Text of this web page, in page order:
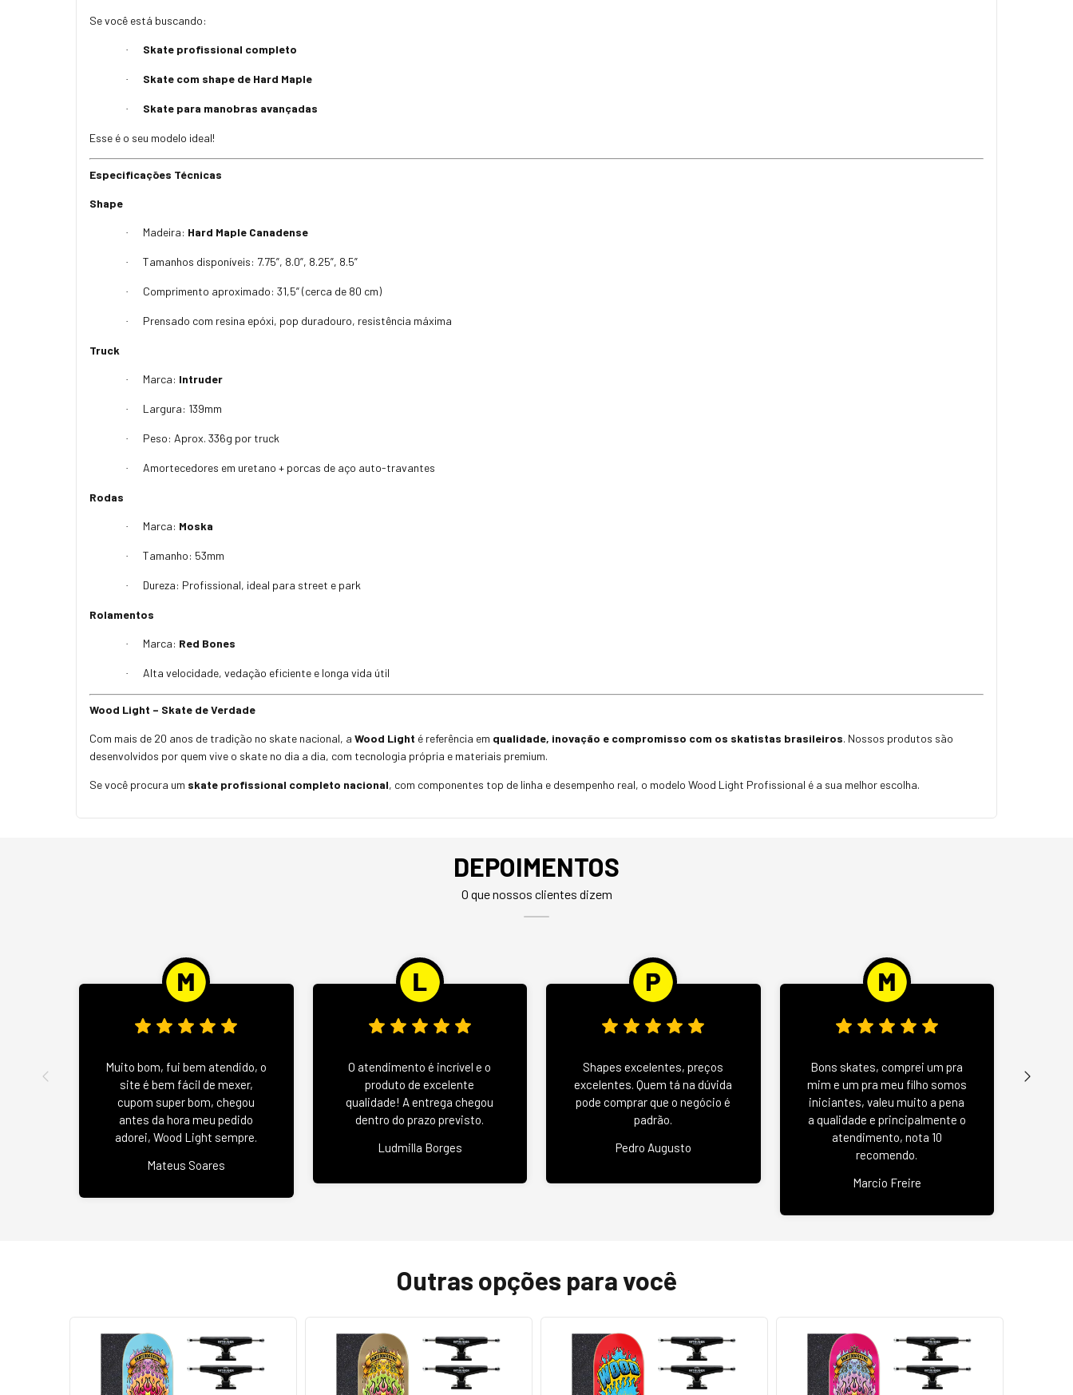
Se você está buscando:
· Skate profissional completo
· Skate com shape de Hard Maple
· Skate para manobras avançadas
Esse é o seu modelo ideal!
Especificações Técnicas
Shape
· Madeira: Hard Maple Canadense
· Tamanhos disponíveis: 7.75”, 8.0”, 8.25”, 8.5”
· Comprimento aproximado: 31,5” (cerca de 80 cm)
· Prensado com resina epóxi, pop duradouro, resistência máxima
Truck
· Marca: Intruder
· Largura: 139mm
· Peso: Aprox. 336g por truck
· Amortecedores em uretano + porcas de aço auto-travantes
Rodas
· Marca: Moska
· Tamanho: 53mm
· Dureza: Profissional, ideal para street e park
Rolamentos
· Marca: Red Bones
· Alta velocidade, vedação eficiente e longa vida útil
Wood Light – Skate de Verdade
Com mais de 20 anos de tradição no skate nacional, a Wood Light é referência em qualidade, inovação e compromisso com os skatistas brasileiros. Nossos produtos são
desenvolvidos por quem vive o skate no dia a dia, com tecnologia própria e materiais premium.
Se você procura um skate profissional completo nacional, com componentes top de linha e desempenho real, o modelo Wood Light Profissional é a sua melhor escolha.
DEPOIMENTOS
O que nossos clientes dizem
Muito bom, fui bem atendido, o
site é bem fácil de mexer,
cupom super bom, chegou
antes da hora meu pedido
adorei, Wood Light sempre.
Mateus Soares
O atendimento é incrível e o
produto de excelente
qualidade! A entrega chegou
dentro do prazo previsto.
Ludmilla Borges
Shapes excelentes, preços
excelentes. Quem tá na dúvida
pode comprar que o negócio é
padrão.
Pedro Augusto
Bons skates, comprei um pra
mim e um pra meu filho somos
iniciantes, valeu muito a pena
a qualidade e principalmente o
atendimento, nota 10
recomendo.
Marcio Freire
Outras opções para você